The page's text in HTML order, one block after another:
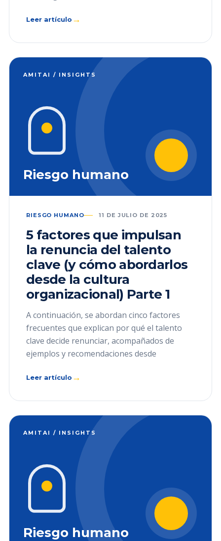
Leer artículo →
AMITAI / INSIGHTS
Riesgo humano
RIESGO HUMANO 11 DE JULIO DE 2025
5 factores que impulsan
la renuncia del talento
clave (y cómo abordarlos
desde la cultura
organizacional) Parte 1
A continuación, se abordan cinco factores
frecuentes que explican por qué el talento
clave decide renunciar, acompañados de
ejemplos y recomendaciones desde
Leer artículo →
AMITAI / INSIGHTS
Riesgo humano